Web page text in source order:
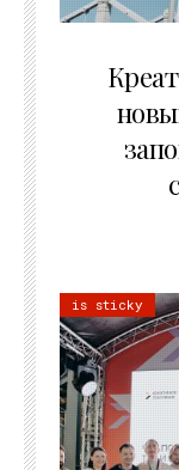
is sticky